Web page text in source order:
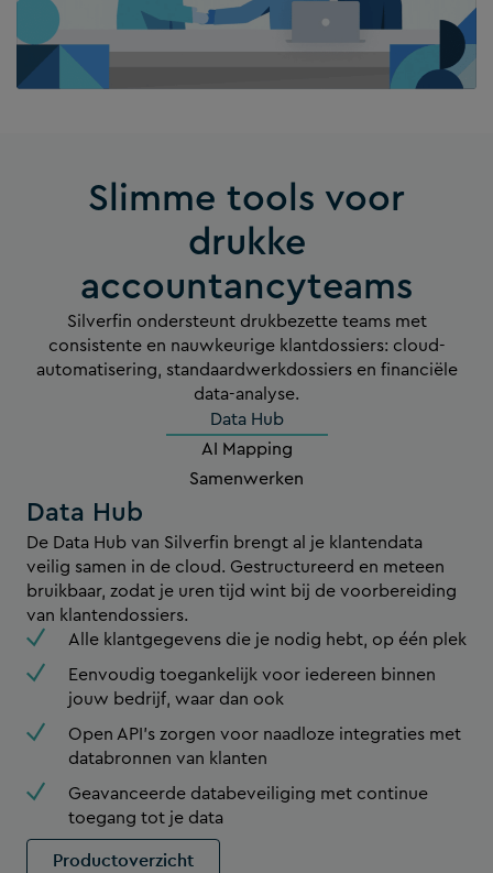
Slimme tools voor
drukke
accountancyteams
Silverfin ondersteunt drukbezette teams met
consistente en nauwkeurige klantdossiers: cloud-
automatisering, standaardwerkdossiers en financiële
data-analyse.
Data Hub
AI Mapping
Samenwerken
Data Hub
De Data Hub van Silverfin brengt al je klantendata
veilig samen in de cloud. Gestructureerd en meteen
bruikbaar, zodat je uren tijd wint bij de voorbereiding
van klantendossiers.
Alle klantgegevens die je nodig hebt, op één plek
Eenvoudig toegankelijk voor iedereen binnen
jouw bedrijf, waar dan ook
Open API’s zorgen voor naadloze integraties met
databronnen van klanten
Geavanceerde data­beveiliging met continue
toegang tot je data
Productoverzicht